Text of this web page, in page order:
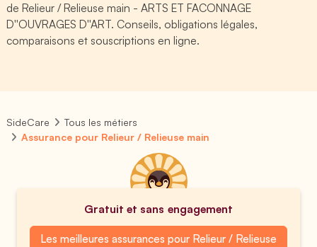
de Relieur / Relieuse main - ARTS ET FACONNAGE
D''OUVRAGES D''ART. Conseils, obligations légales,
comparaisons et souscriptions en ligne.
SideCare
Tous les métiers
Assurance pour Relieur / Relieuse main
Gratuit et sans engagement
Les meilleures assurances pour Relieur / Relieuse